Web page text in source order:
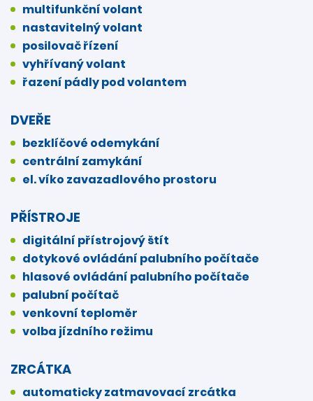
multifunkční volant
nastavitelný volant
posilovač řízení
vyhřívaný volant
řazení pádly pod volantem
DVEŘE
bezklíčové odemykání
centrální zamykání
el. víko zavazadlového prostoru
PŘÍSTROJE
digitální přístrojový štít
dotykové ovládání palubního počítače
hlasové ovládání palubního počítače
palubní počítač
venkovní teploměr
volba jízdního režimu
ZRCÁTKA
automaticky zatmavovací zrcátka